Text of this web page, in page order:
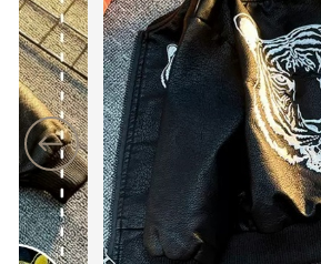
配送方法
数量
（税込）
ショッピングを続
Boys Girls
❃即納 60cm-
Girls
❃即納
60cm-80cm
90cm
絞り込み検索
親カテゴリー
子カテゴリー